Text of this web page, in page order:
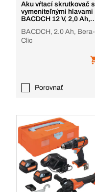
Aku vŕtací skrutkovač s
vymeniteľnými hlavami
BACDCH 12 V, 2,0 Ah,
BACDCH, 2.0 Ah, Bera-
Clic
Porovnať